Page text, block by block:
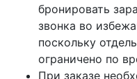
бронировать
звонка во
поскольку
ограничено по
При заказе